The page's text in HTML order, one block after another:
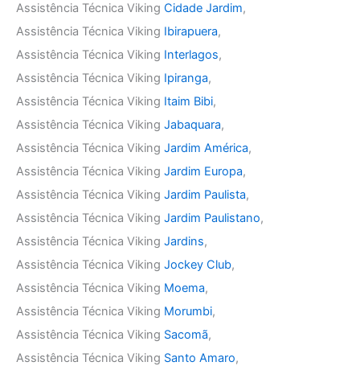
Assistência Técnica Viking Cidade Jardim,
Assistência Técnica Viking Ibirapuera,
Assistência Técnica Viking Interlagos,
Assistência Técnica Viking Ipiranga,
Assistência Técnica Viking Itaim Bibi,
Assistência Técnica Viking Jabaquara,
Assistência Técnica Viking Jardim América,
Assistência Técnica Viking Jardim Europa,
Assistência Técnica Viking Jardim Paulista,
Assistência Técnica Viking Jardim Paulistano,
Assistência Técnica Viking Jardins,
Assistência Técnica Viking Jockey Club,
Assistência Técnica Viking Moema,
Assistência Técnica Viking Morumbi,
Assistência Técnica Viking Sacomã,
Assistência Técnica Viking Santo Amaro,